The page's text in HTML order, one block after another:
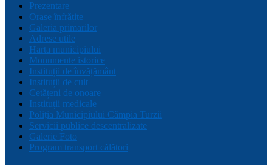
Prezentare
Orașe înfrățite
Galeria primarilor
Adrese utile
Harta municipiului
Monumente istorice
Instituții de învățământ
Instituții de cult
Cetățeni de onoare
Instituții medicale
Poliția Municipiului Câmpia Turzii
Servicii publice descentralizate
Galerie Foto
Program transport călători